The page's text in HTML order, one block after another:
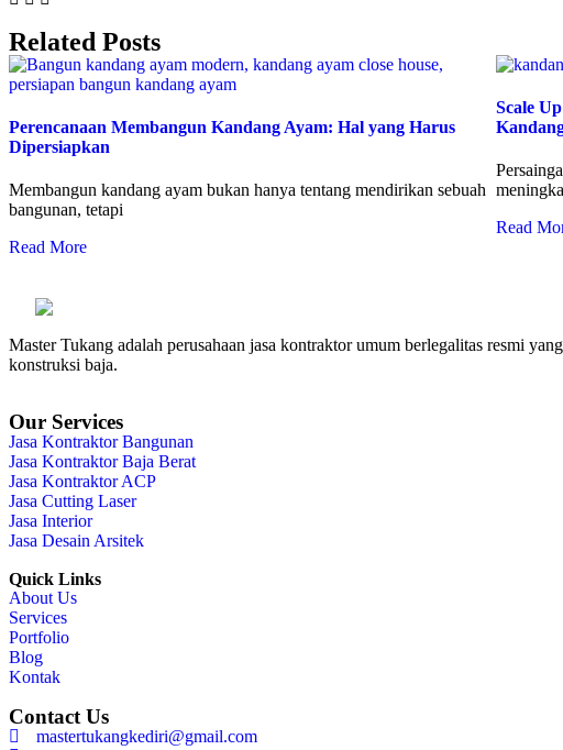
Related Posts
Perencanaan Membangun Kandang Ayam: Hal yang Harus
Dipersiapkan
Membangun kandang ayam bukan hanya tentang mendirikan sebuah
bangunan, tetapi
Read More
Scale
Read
Master Tukang adalah perusahaan jasa kontraktor umum berlegalitas resmi
konstruksi baja.
Our Services
Jasa Kontraktor Bangunan
Jasa Kontraktor Baja Berat
Jasa Kontraktor ACP
Jasa Cutting Laser
Jasa Interior
Jasa Desain Arsitek
Quick Links
About Us
Services
Portfolio
Blog
Kontak
Contact Us
mastertukangkediri@gmail.com